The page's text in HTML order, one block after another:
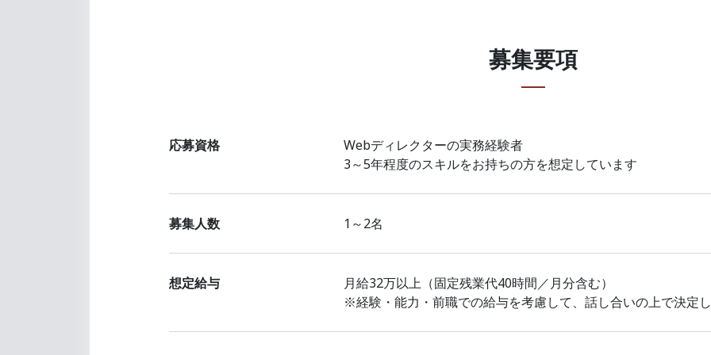
募集要項
応募資格
Webディレクターの実務経験者
3～5年程度のスキルをお持ちの方を想定しています
募集人数 1～2名
想定給与
月給32万以上（固定残業代40時間／月分含む）
※経験・能力・前職での給与を考慮して、話し合いの上で決定